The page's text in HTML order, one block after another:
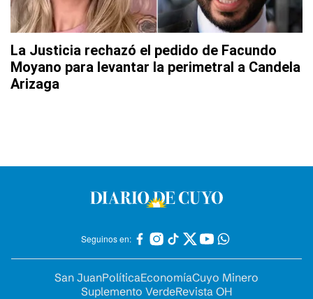
La Justicia rechazó el pedido de Facundo
Moyano para levantar la perimetral a Candela
Arizaga
Seguinos en:
San JuanPolíticaEconomíaCuyo Minero
Suplemento VerdeRevista OH